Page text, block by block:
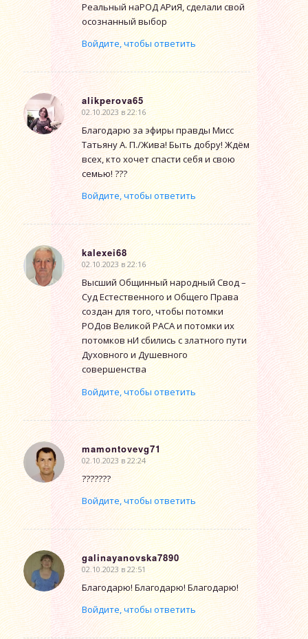
Реальный наРОД АРиЯ, сделали свой
осознанный выбор
Войдите, чтобы ответить
alikperova65
говорит:
02.10.2023 в 22:16
Благодарю за эфиры правды Мисс
Татьяну А. П./Жива! Быть добру! Ждём
всех, кто хочет спасти себя и свою
семью! ???
Войдите, чтобы ответить
kalexei68
говорит:
02.10.2023 в 22:16
Высший Общинный народный Свод –
Суд Естественного и Общего Права
создан для того, чтобы потомки
РОДов Великой РАСА и потомки их
потомков нИ сбились с златного пути
Духовного и Душевного
совершенства
Войдите, чтобы ответить
mamontovevg71
говорит:
02.10.2023 в 22:24
???????
Войдите, чтобы ответить
galinayanovska7890
говорит:
02.10.2023 в 22:51
Благодарю! Благодарю! Благодарю!
Войдите, чтобы ответить